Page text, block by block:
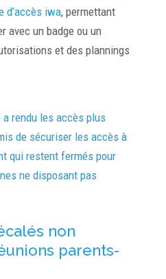
d’accès iwa, permettant
avec un badge ou un
et des plannings
rendu les accès plus
de sécuriser les accès à
qui restent fermés pour
ne disposant pas
non
parents-